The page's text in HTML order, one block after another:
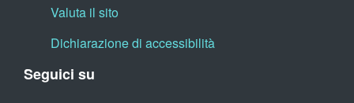
Valuta il sito
Dichiarazione di accessibilità
Seguici su